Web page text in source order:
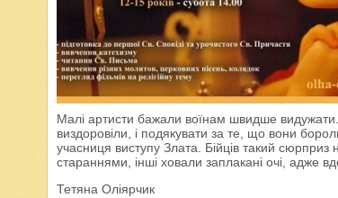
Малі артисти бажали воїнам швидше
виздоровіли, і подякувати за те, що вони
учасниця виступу Злата. Бійців такий
стараннями, інші ховали заплакані очі, адже
Тетяна Оліярчик